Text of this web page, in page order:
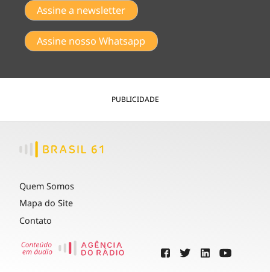
Assine a newsletter
Assine nosso Whatsapp
PUBLICIDADE
Quem Somos
Mapa do Site
Contato